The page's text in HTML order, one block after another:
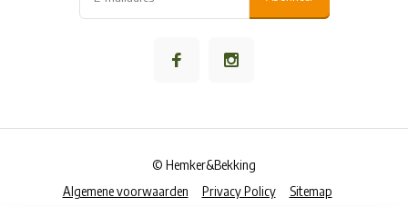
Algemene voorwaarden Privacy Policy Sitemap
© Hemker&Bekking